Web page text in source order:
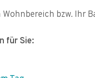
bzw. Ihr
für Sie: